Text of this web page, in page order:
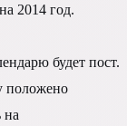
2014 год.
будет пост.
положено
на